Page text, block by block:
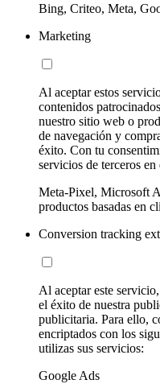
Bing, Criteo, Meta,
Marketing
Al aceptar estos
contenidos
nuestro sitio web o
de navegación y
éxito. Con tu
servicios de terceros
Meta-Pixel, Microsoft
productos basadas en
Conversion tracking
Al aceptar este
el éxito de nuestra
publicitaria. Para ello,
encriptados con los
utilizas sus servicios:
Google Ads